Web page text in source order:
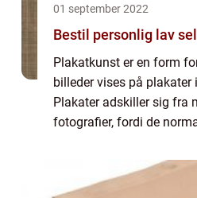
01 september 2022
Bestil personlig lav
Plakatkunst er en form
billeder vises på plakater
Plakater adskiller sig fra
fotografier, fordi de
eller to